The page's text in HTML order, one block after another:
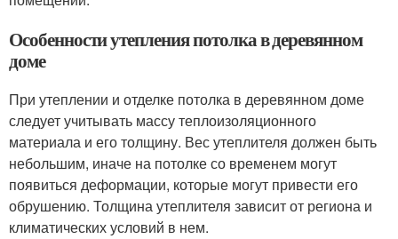
Особенности утепления потолка в деревянном
доме
При утеплении и отделке потолка в деревянном доме
следует учитывать массу теплоизоляционного
материала и его толщину. Вес утеплителя должен быть
небольшим, иначе на потолке со временем могут
появиться деформации, которые могут привести его
обрушению. Толщина утеплителя зависит от региона и
климатических условий в нем.